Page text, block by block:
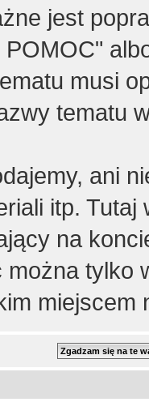
jest
musi
tematu
ani
itp. Tutaj
na
można tylko
miejscem